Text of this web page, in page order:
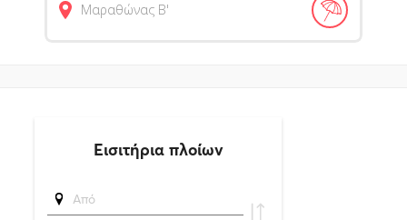
Μαραθώνας Β'